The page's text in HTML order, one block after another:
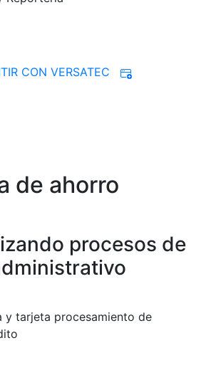
CON VERSATEC
de ahorro
procesos de